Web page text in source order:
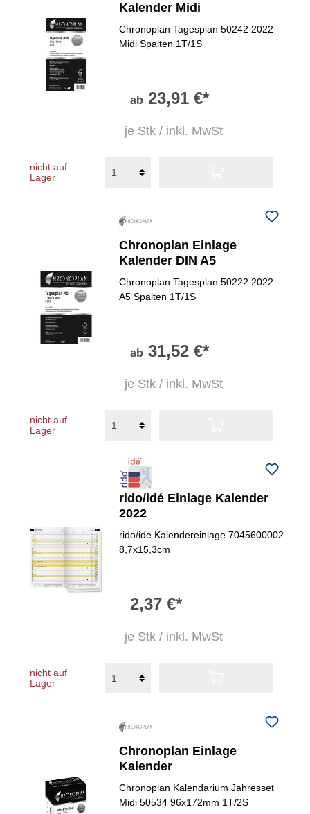
Kalender Midi
Chronoplan Tagesplan 50242 2022
Midi Spalten 1T/1S
ab 23,91 €*
je Stk / inkl. MwSt
nicht auf
Lager
Chronoplan Einlage
Kalender DIN A5
Chronoplan Tagesplan 50222 2022
A5 Spalten 1T/1S
ab 31,52 €*
je Stk / inkl. MwSt
nicht auf
Lager
rido/idé Einlage Kalender
2022
rido/ide Kalendereinlage 7045600002
8,7x15,3cm
2,37 €*
je Stk / inkl. MwSt
nicht auf
Lager
Chronoplan Einlage
Kalender
Chronoplan Kalendarium Jahresset
Midi 50534 96x172mm 1T/2S